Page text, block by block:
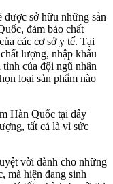
sở hữu những sản
đảm bảo chất
các cơ sở y tế. Tại
lượng, nhập khẩu
của đội ngũ nhân
loại sản phẩm nào
Hàn Quốc tại đây
tất cả là vì sức
vời dành cho những
mà hiện đang sinh